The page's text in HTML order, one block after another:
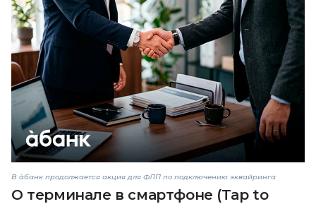
В àбанк продолжается акция для ФЛП по подключению эквайринга
О терминале в смартфоне (Tap to